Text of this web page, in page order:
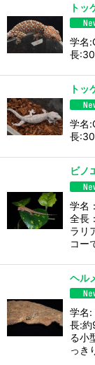
ト
学名
長
ト
学名
長
ビノ
学名
全長
ラリ
コー
ヘル
学名:
長:
る小
っき